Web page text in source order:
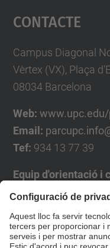
powered by
Contacte
Campus Diagonal
Vèrtex (VX), Plaça
08034 Barcelona
Web:
Email:
Tef: 934 13 77 39
Equip d'orientació i
José Luís Grande
Tel. 93 4137194